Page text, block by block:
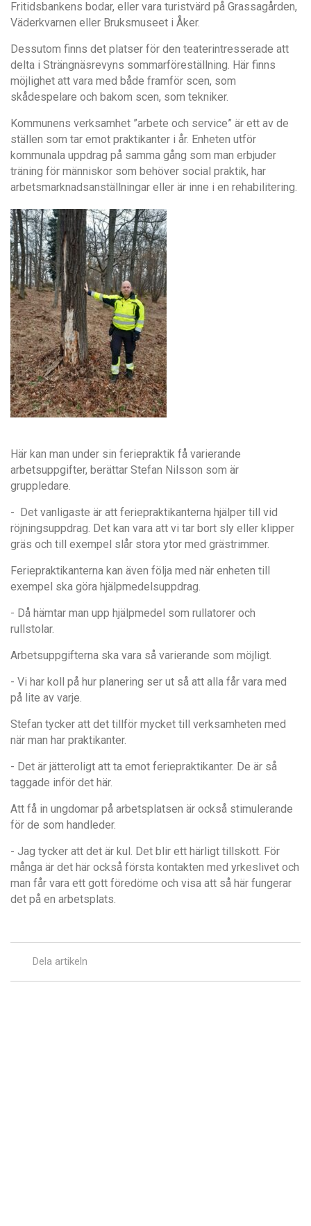
Fritidsbankens bodar, eller vara turistvärd på Grassagården,
Väderkvarnen eller Bruksmuseet i Åker.
Dessutom finns det platser för den teaterintresserade att
delta i Strängnäsrevyns sommarföreställning. Här finns
möjlighet att vara med både framför scen, som
skådespelare och bakom scen, som tekniker.
Kommunens verksamhet ”arbete och service” är ett av de
ställen som tar emot praktikanter i år. Enheten utför
kommunala uppdrag på samma gång som man erbjuder
träning för människor som behöver social praktik, har
arbetsmarknadsanställningar eller är inne i en rehabilitering.
Här kan man under sin feriepraktik få varierande
arbetsuppgifter, berättar Stefan Nilsson som är
gruppledare.
- Det vanligaste är att feriepraktikanterna hjälper till vid
röjningsuppdrag. Det kan vara att vi tar bort sly eller klipper
gräs och till exempel slår stora ytor med grästrimmer.
Feriepraktikanterna kan även följa med när enheten till
exempel ska göra hjälpmedelsuppdrag.
- Då hämtar man upp hjälpmedel som rullatorer och
rullstolar.
Arbetsuppgifterna ska vara så varierande som möjligt.
- Vi har koll på hur planering ser ut så att alla får vara med
på lite av varje.
Stefan tycker att det tillför mycket till verksamheten med
när man har praktikanter.
- Det är jätteroligt att ta emot feriepraktikanter. De är så
taggade inför det här.
Att få in ungdomar på arbetsplatsen är också stimulerande
för de som handleder.
- Jag tycker att det är kul. Det blir ett härligt tillskott. För
många är det här också första kontakten med yrkeslivet och
man får vara ett gott föredöme och visa att så här fungerar
det på en arbetsplats.
Dela artikeln